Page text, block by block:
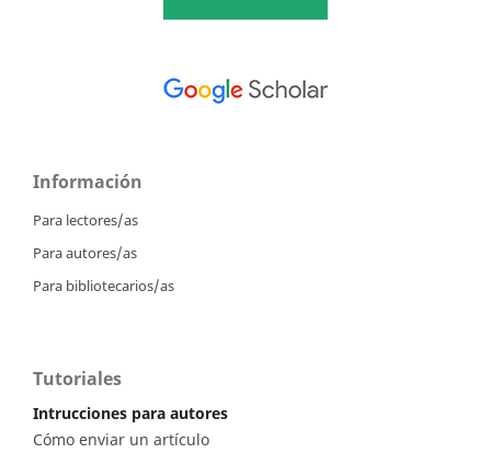
Información
Para lectores/as
Para autores/as
Para bibliotecarios/as
Tutoriales
Intrucciones para autores
Cómo enviar un artículo